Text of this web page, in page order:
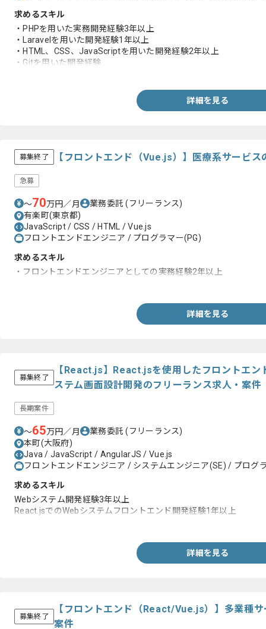
求めるスキル
・PHPを用いた実務開発経験3年以上
・Laravelを用いた開発経験1年以上
・HTML、CSS、JavaScriptを用いた開発経験2年以上
・Gitを用いた開発経験
詳細を見る
募集終了 【フロントエンド（Vue.js）】医療系サービ
急募
〜70万円／月 業務委託(フリーランス)
有楽町(東京都)
JavaScript / CSS / HTML / Vue.js
フロントエンドエンジニア / プログラマー(PG)
求めるスキル
・フロントエンドエンジニアとしての実務経験2年以上
詳細を見る
募集終了
【React.js】React.jsを使用したフロントエン
ステム画面設計開発のフリーランス求人・案件
長期案件
〜65万円／月 業務委託(フリーランス)
本町(大阪府)
Java / JavaScript / AngularJS / Vue.js
フロントエンドエンジニア / システムエンジニア(SE) / プログ
求めるスキル
Webシステム開発経験3年以上
React.jsでのWebシステムフロントエンド開発経験1年以上
詳細を見る
募集終了
【フロントエンド（React/Vue.js）】多業種
案件